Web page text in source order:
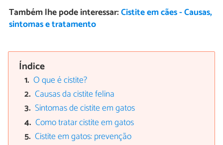
Também lhe pode interessar:Cistite em cães - Causas,
sintomas e tratamento
Índice
O que é cistite?
Causas da cistite felina
Sintomas de cistite em gatos
Como tratar cistite em gatos
Cistite em gatos: prevenção